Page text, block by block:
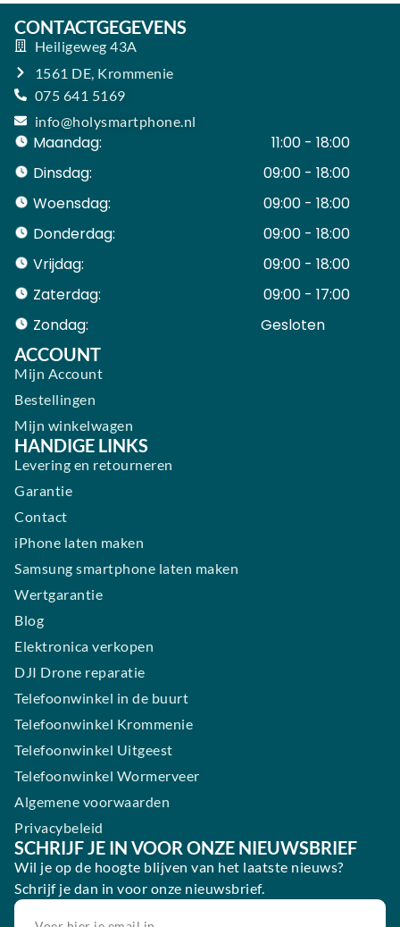
CONTACTGEGEVENS
Heiligeweg 43A
1561 DE, Krommenie
075 641 5169
info@holysmartphone.nl
Maandag:
11:00 - 18:00
Dinsdag:
09:00 - 18:00
Woensdag:
09:00 - 18:00
Donderdag:
09:00 - 18:00
Vrijdag:
09:00 - 18:00
Zaterdag:
09:00 - 17:00
Zondag:
Gesloten ​ ​ ​ ​ ​ ​ ​
ACCOUNT
Mijn Account
Bestellingen
Mijn winkelwagen
HANDIGE LINKS
Levering en retourneren
Garantie
Contact
iPhone laten maken
Samsung smartphone laten maken
Wertgarantie
Blog
Elektronica verkopen
DJI Drone reparatie
Telefoonwinkel in de buurt
Telefoonwinkel Krommenie
Telefoonwinkel Uitgeest
Telefoonwinkel Wormerveer
Algemene voorwaarden
Privacybeleid
SCHRIJF JE IN VOOR ONZE NIEUWSBRIEF
Wil je op de hoogte blijven van het laatste nieuws?
Schrijf je dan in voor onze nieuwsbrief.